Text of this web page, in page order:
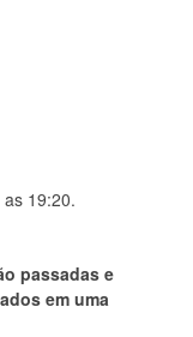
19:20.
passadas e
em uma